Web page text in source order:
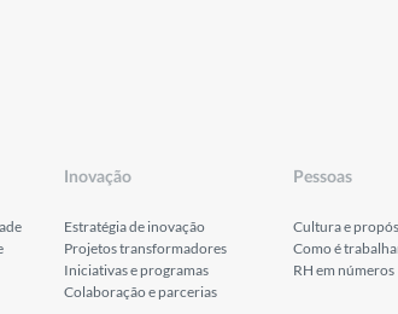
Inovação
Estratégia de inovação
Projetos transformadores
Iniciativas e programas
Colaboração e parcerias
Pessoas
Cultura e
Como é
RH em números